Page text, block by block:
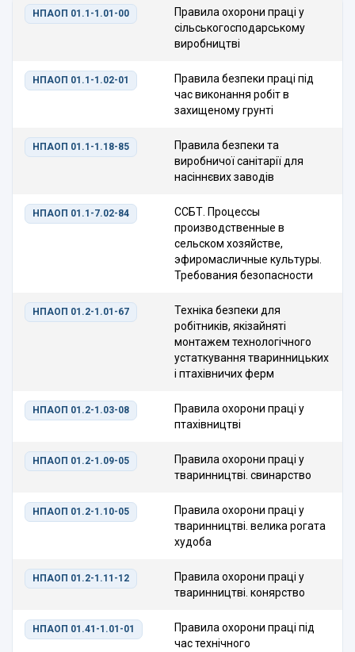
НПАОП 01.1-1.01-00
Правила охорони праці у
сільськогосподарському
виробництві
НПАОП 01.1-1.02-01
Правила безпеки праці під
час виконання робіт в
захищеному грунті
НПАОП 01.1-1.18-85
Правила безпеки та
виробничої санітарії для
насіннєвих заводів
НПАОП 01.1-7.02-84
ССБТ. Процессы
производственные в
сельском хозяйстве,
эфиромасличные культуры.
Требования безопасности
НПАОП 01.2-1.01-67
Техніка безпеки для
робітників, якізайняті
монтажем технологічного
устаткування тваринницьких
і птахівничих ферм
НПАОП 01.2-1.03-08
Правила охорони праці у
птахівництві
НПАОП 01.2-1.09-05
Правила охорони праці у
тваринництві. свинарство
НПАОП 01.2-1.10-05
Правила охорони праці у
тваринництві. велика рогата
худоба
НПАОП 01.2-1.11-12
Правила охорони праці у
тваринництві. конярство
НПАОП 01.41-1.01-01
Правила охорони праці під
час технічного